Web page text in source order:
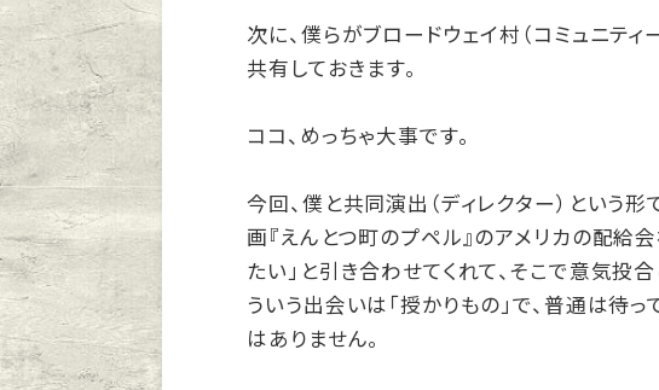
次に、僕らがブロードウェイ村（コミュニテ
共有しておきます。
ココ、めっちゃ大事です。
今回、僕と共同演出（ディレクター）という
画『えんとつ町のプペル』のアメリカの配給
たい」と引き合わせてくれて、そこで意気投
ういう出会いは「授かりもの」で、普通は待
はありません。